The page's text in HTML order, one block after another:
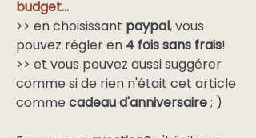
budget...
>> en choisissant paypal, vous
pouvez régler en 4 fois sans frais!
>> et vous pouvez aussi suggérer
comme si de rien n'était cet article
comme cadeau d'anniversaire; )